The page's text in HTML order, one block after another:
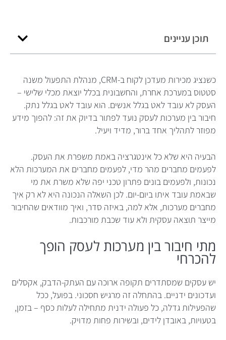
כשנציג מכירות מעדכן לקוח ב-CRM, מנהלת התפעול משנה
סטטוס במערכת אחרת, והחשבונית בכלל יוצאת מכלי שלישי –
העסק לא עובד לאט בגלל אנשים. הוא עובד לאט בגלל נתק.
חיבור בין מערכות לעסק נועד לפתור בדיוק את זה: להפוך מידע
מפוזר לתהליך אחד ברור, מדיד ויעיל.
הבעיה היא שלא כל אינטגרציה באמת משפרת את העסק.
לפעמים מחברים מהר מדי, לפעמים מחברים את המערכות הלא
נכונות, ולפעמים בונים פתרון טכני יפה שלא משרת את מי
שבאמת עובד איתו ביום-יום. לכן השאלה הנכונה היא לא רק איך
מחברים מערכות, אלא למה, באיזה סדר, ואיך מוודאים שהחיבור
מייצר תוצאה עסקית ולא עוד שכבת מורכבות.
מתי חיבור בין מערכות לעסק הופך
להכרחי
יש עסקים שמסתדרים תקופה ארוכה עם העתק-הדבק, אקסלים
ועדכונים ידניים. בהתחלה זה מרגיש חסכוני. בפועל, ככל
שהפעילות גדלה, כל פעולה ידנית מתחילה לעלות כסף – בזמן,
בטעויות, באובדן לידים, ובשירות פחות מדויק.
תוכן עניינים